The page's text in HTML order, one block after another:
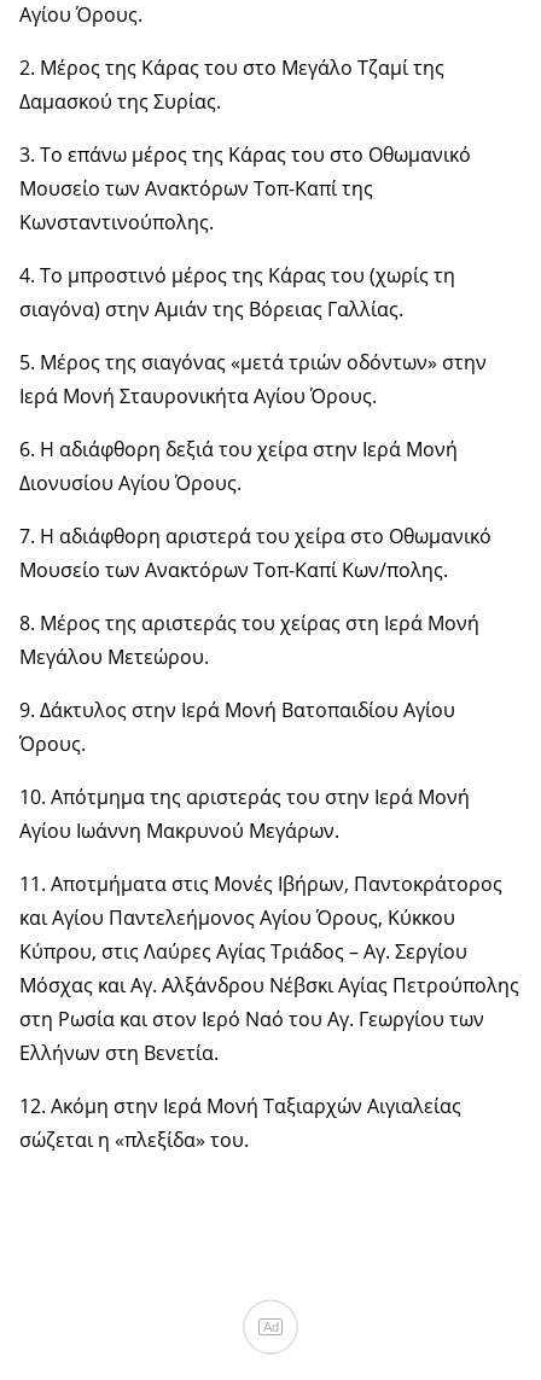
Αγίου Όρους.
2. Μέρος της Κάρας του στο Μεγάλο Τζαμί της
Δαμασκού της Συρίας.
3. Το επάνω μέρος της Κάρας του στο Οθωμανικό
Μουσείο των Ανακτόρων Τοπ-Καπί της
Κωνσταντινούπολης.
4. Το μπροστινό μέρος της Κάρας του (χωρίς τη
σιαγόνα) στην Αμιάν της Βόρειας Γαλλίας.
5. Μέρος της σιαγόνας «μετά τριών οδόντων» στην
Ιερά Μονή Σταυρονικήτα Αγίου Όρους.
6. Η αδιάφθορη δεξιά του χείρα στην Ιερά Μονή
Διονυσίου Αγίου Όρους.
7. Η αδιάφθορη αριστερά του χείρα στο Οθωμανικό
Μουσείο των Ανακτόρων Τοπ-Καπί Κων/πολης.
8. Μέρος της αριστεράς του χείρας στη Ιερά Μονή
Μεγάλου Μετεώρου.
9. Δάκτυλος στην Ιερά Μονή Βατοπαιδίου Αγίου
Όρους.
10. Απότμημα της αριστεράς του στην Ιερά Μονή
Αγίου Ιωάννη Μακρυνού Μεγάρων.
11. Αποτμήματα στις Μονές Ιβήρων, Παντοκράτορος
και Αγίου Παντελεήμονος Αγίου Όρους, Κύκκου
Κύπρου, στις Λαύρες Αγίας Τριάδος – Αγ. Σεργίου
Μόσχας και Αγ. Αλξάνδρου Νέβσκι Αγίας Πετρούπολης
στη Ρωσία και στον Ιερό Ναό του Αγ. Γεωργίου των
Ελλήνων στη Βενετία.
12. Ακόμη στην Ιερά Μονή Ταξιαρχών Αιγιαλείας
σώζεται η «πλεξίδα» του.
Ad